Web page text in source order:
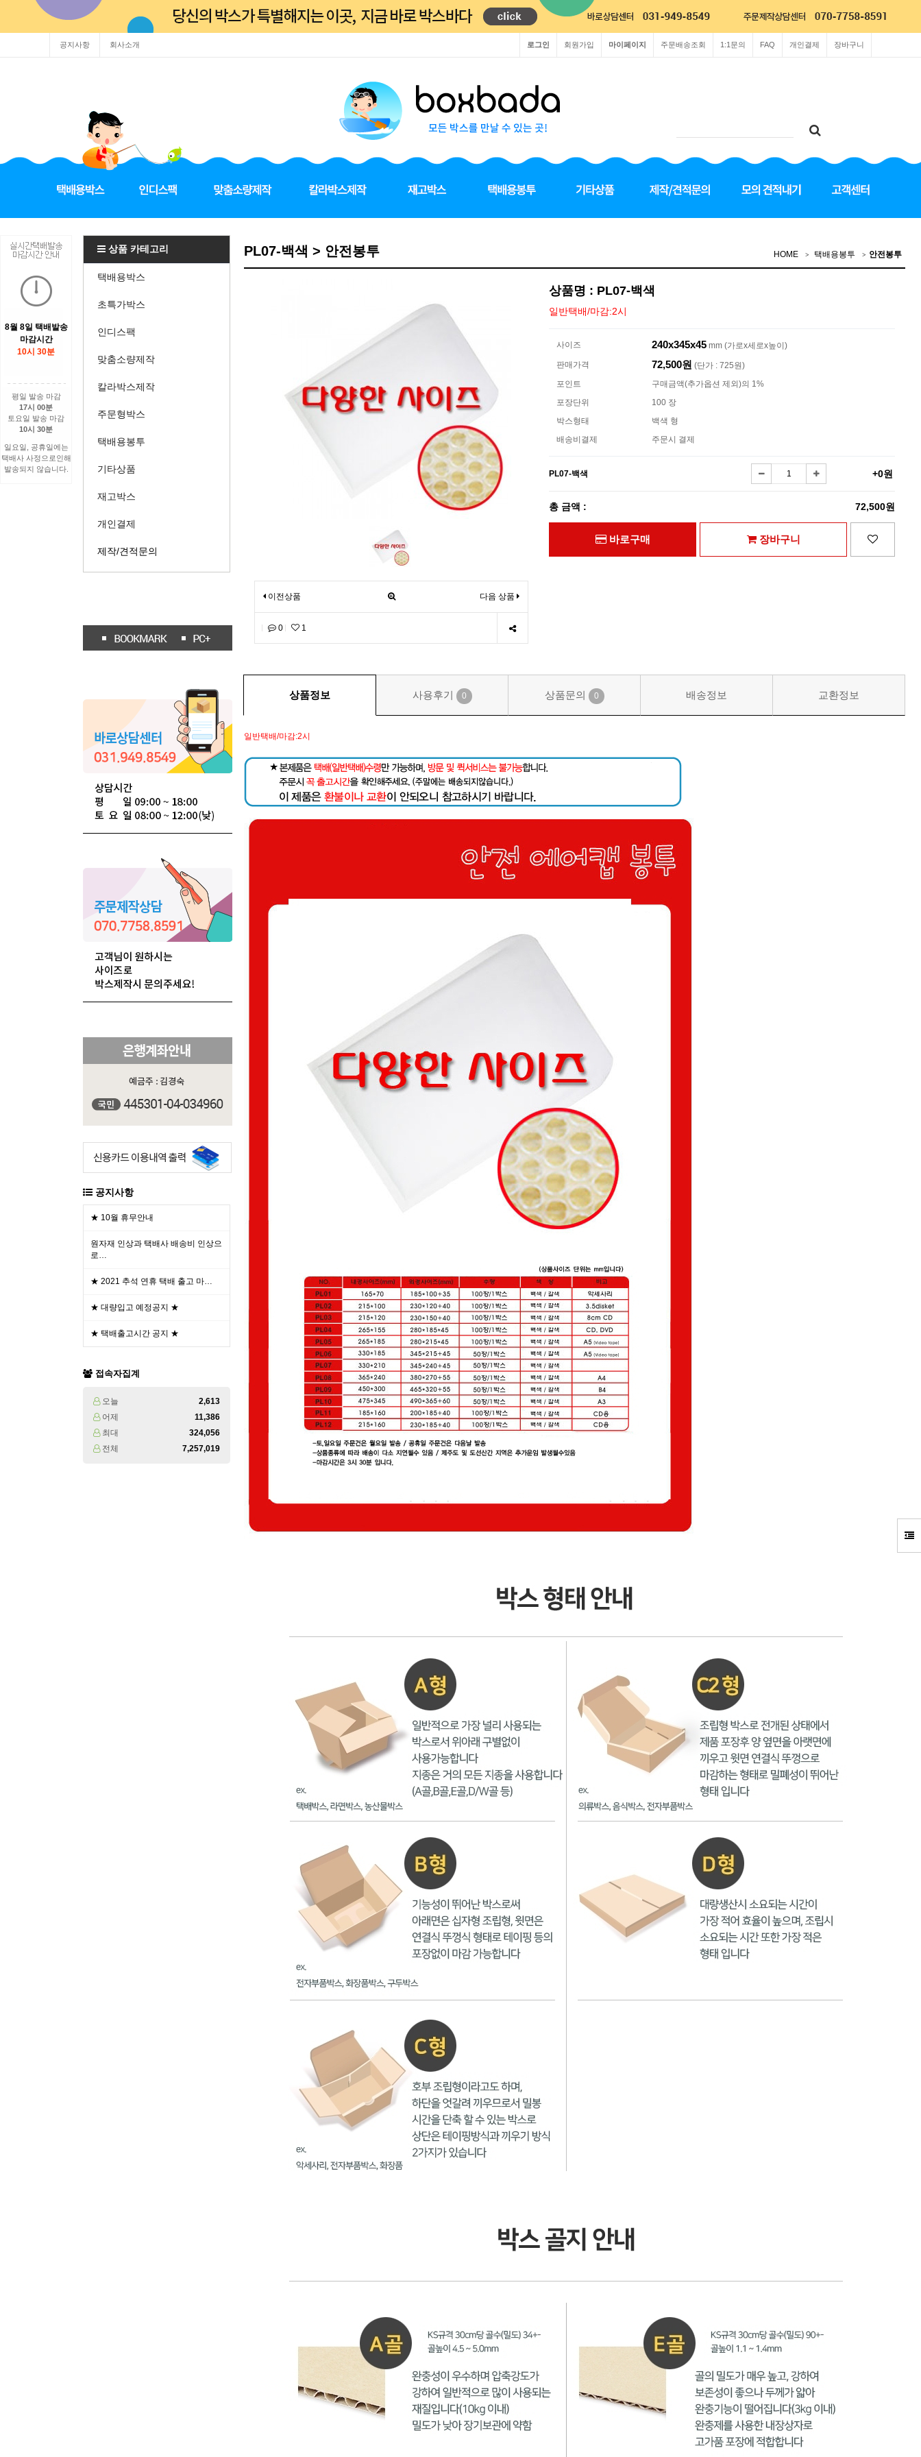
공지사항 회사소개 장바구니
개인결제
FAQ
1:1문의
주문배송조회
마이페이지
회원가입
로그인
8월 8일 택배발송
마감시간
10시 30분
평일 발송 마감
17시 00분
토요일 발송 마감
10시 30분
일요일, 공휴일에는
택배사 사정으로인해
발송되지 않습니다.
상품 카테고리
택배용박스
초특가박스
인디스팩
맞춤소량제작
칼라박스제작
주문형박스
택배용봉투
기타상품
재고박스
개인결제
제작/견적문의
공지사항
★ 10월 휴무안내
원자재 인상과 택배사 배송비 인상으
로…
★ 2021 추석 연휴 택배 출고 마…
★ 대량입고 예정공지 ★
★ 택배출고시간 공지 ★
접속자집계
오늘
2,613
어제
11,386
최대
324,056
전체
7,257,019
PL07-백색 > 안전봉투 HOME 택배용봉투 안전봉투
이전상품 다음 상품
0 1
상품명 : PL07-백색
일반택배/마감:2시
사이즈 240x345x45 mm (가로x세로x높이)
판매가격
72,500원 (단가 : 725원)
포인트
구매금액(추가옵션 제외)의 1%
포장단위
100 장
박스형태
백색 형
배송비결제
주문시 결제
PL07-백색 +0원
총 금액 : 72,500원
바로구매 장바구니
상품정보 사용후기 0 상품문의 0 배송정보 교환정보
일반택배/마감:2시